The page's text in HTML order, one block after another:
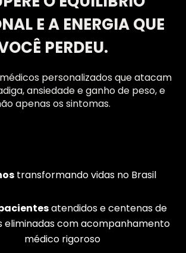
E A ENERGIA QUE
PERDEU.
personalizados que atacam
ansiedade e ganho de peso, e
apenas os sintomas.
transformando vidas no Brasil
atendidos e centenas de
eliminadas com acompanhamento
médico rigoroso